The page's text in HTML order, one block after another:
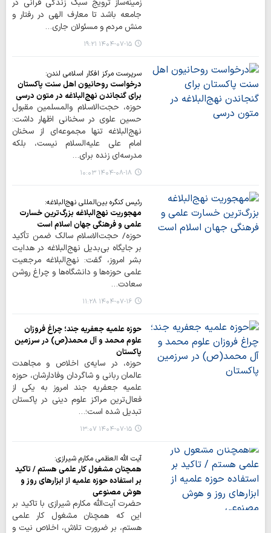
زمینه‌ساز ترویج سبک زندگی قرآنی در
جامعه باشد تا معارف الهی در رفتار و
منش مردم و مسئولان جاری…
۱۴۰۴-۰۷-۱۵ ۱۹:۲۱
سرپرست مرکز افکار اسلامی لندن:
درخواست روحانیون اهل سنت پاکستان
برای گنجاندن نهج‌البلاغه در متون درسی
حوزه، حجت‌الاسلام والمسلمین مقبول
حسین علوی در سخنانی اظهار داشت:
نهج‌البلاغه تنها مجموعه‌ای از سخنان
امام علی علیه‌السلام نیست، بلکه
مدرسه‌ای زنده برای…
۱۴۰۴-۰۸-۱۸ ۱۰:۰۳
رئیس کنگره بین‌المللی نهج‌البلاغه:
مهجوریت نهج‌البلاغه بزرگ‌ترین خسارت
علمی و فرهنگی جهان اسلام است
حوزه/ حجت‌الاسلام سالک ضمن تأکید
بر جایگاه بی‌بدیل نهج‌البلاغه در هدایت
بشر امروز، گفت: نهج‌البلاغه مرجعیت
علمی حوزه‌ها و دانشگاه‌ها و چراغ روشن
سعادت…
۱۴۰۴-۰۷-۱۶ ۱۱:۲۸
حوزه علمیه جعفریه جند؛ چراغ فروزان
علوم محمد و آل محمد(ص) در سرزمین
پاکستان
حوزه، در سایه‌ی اخلاص و مجاهدت
عالمان ربانی و شاگردان وفادارشان، حوزه
علمیه جعفریه جند امروز به یکی از
فعال‌ترین مراکز علوم دینی در پاکستان
تبدیل شده است؛…
۱۴۰۴-۰۷-۱۵ ۱۳:۰۷
آیت الله العظمی مکارم شیرازی:
همچنان مشغول کار علمی هستم / تاکید
بر استفاده حوزه علمیه از ابزارهای روز و
هوش مصنوعی
حضرت آیت‌الله مکارم شیرازی با تاکید بر
این که همچنان مشغول کار علمی
هستم، بر ضرورت تلاش، اخلاص نیت و